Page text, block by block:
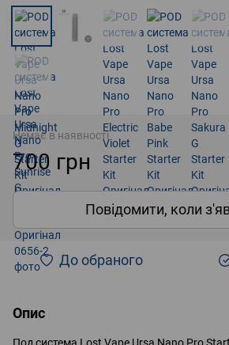
Немає в наявності
700 грн
Повідомити, коли
До обраного
Опис
Под система Lost Vape Ursa Nano Pro